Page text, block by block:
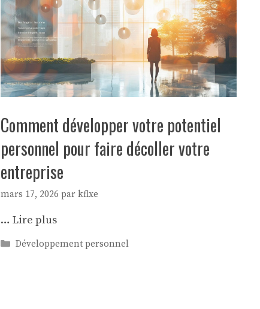
Comment développer votre potentiel
personnel pour faire décoller votre
entreprise
mars 17, 2026 parkflxe
…Lire plus
Catégories
Développement personnel